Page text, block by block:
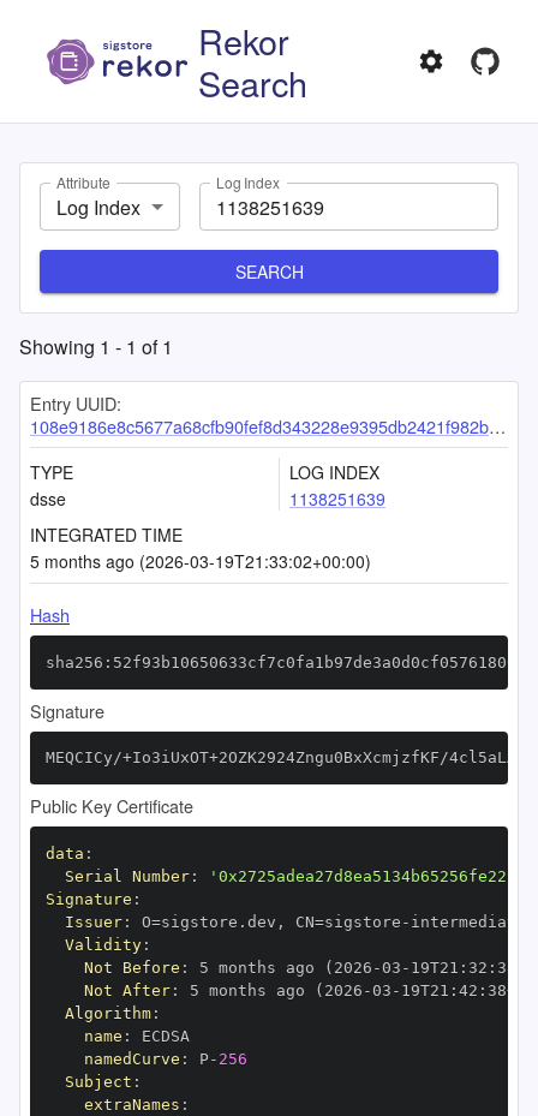
Rekor
Search
Attribute
Log Index
Log Index
SEARCH
Showing 1 - 1 of1
Entry UUID:
108e9186e8c5677a68cfb90fef8d343228e9395db2421f982b147ca664ff8d8656149d817f4b5093
TYPE
dsse
LOG INDEX
1138251639
INTEGRATED TIME
5 months ago (2026-03-19T21:33:02+00:00)
Hash
Signature
MEQCICy/+Io3iUxOT+2OZK2924Zngu0BxXcmjzfKF/
Public Key Certificate
data :
Serial Number:
Signature :
Issuer: O=sigstore.dev , CN=sigstore -
Validity:
Not Before : 5 months ago (2026 -03 - 19T21 : 32 :
Not After: 5 months ago (2026 -03 - 19T21 : 42 : 38+00
Algorithm:
name :
namedCurve : P- 256
Subject :
extraNames :